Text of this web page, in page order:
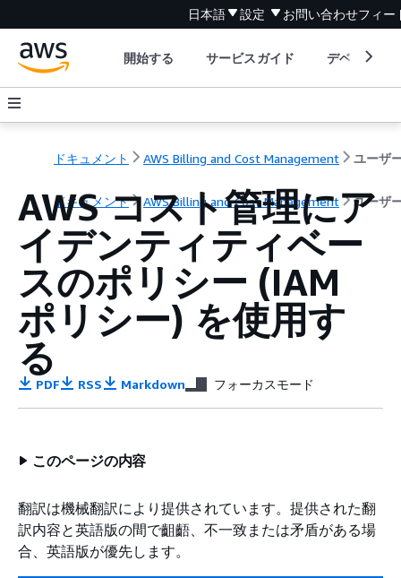
日本語 設定 お問い合わせフィー
開始する サービスガイド デベロッパ
ドキュメント AWS Billing and Cost Management
ドキュメント AWS Billing and Cost Management ユーザ
AWS コスト管理にア
イデンティティベー
スのポリシー (IAM
ポリシー) を使用す
る
PDF RSS Markdown フォーカスモード
このページの内容
翻訳は機械翻訳により提供されています。提供された翻
訳内容と英語版の間で齟齬、不一致または矛盾がある場
合、英語版が優先します。